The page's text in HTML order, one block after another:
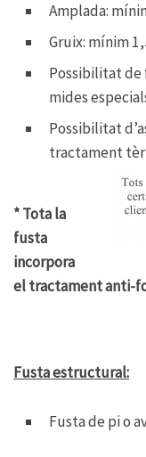
Amplada:
Gruix: mínim
Possibilitat de
mides
Possibilitat
tractament
* Tota la
fusta
incorpora
el tractament anti-
Fusta estructural: